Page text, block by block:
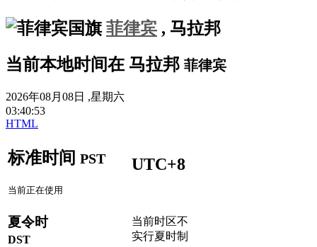
菲律宾 , 马拉邦
当前本地时间在 马拉邦 菲律宾
2026年08月08日 ,星期六
03:40:53
HTML
标准时间 PST
当前正在使用
UTC+8
夏令时
DST
当前时区不
实行夏时制